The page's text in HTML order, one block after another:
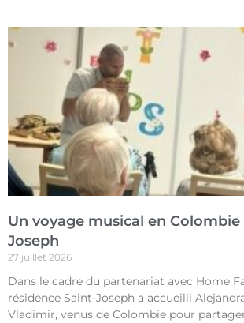
Un voyage musical en Colombie
Joseph
27 juillet 2026
Dans le cadre du partenariat avec Home
résidence Saint-Joseph a accueilli
Vladimir, venus de Colombie pour